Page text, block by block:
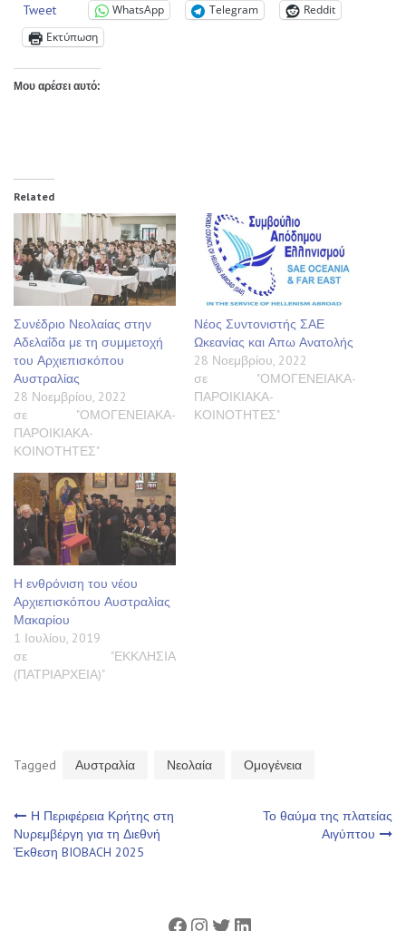
Tweet WhatsApp Telegram
Reddit
Εκτύπωση
Μου αρέσει αυτό:
Related
Συνέδριο Νεολαίας στην
Αδελαΐδα με τη συμμετοχή
του Αρχιεπισκόπου
Αυστραλίας
28 Νοεμβρίου, 2022
σε "ΟΜΟΓΕΝΕΙΑΚΑ-
ΠΑΡΟΙΚΙΑΚΑ-
ΚΟΙΝΟΤΗΤΕΣ"
Νέος Συντονιστής ΣΑΕ
Ωκεανίας και Απω Ανατολής
28 Νοεμβρίου, 2022
σε "ΟΜΟΓΕΝΕΙΑΚΑ-
ΠΑΡΟΙΚΙΑΚΑ-
ΚΟΙΝΟΤΗΤΕΣ"
Η ενθρόνιση του νέου
Αρχιεπισκόπου Αυστραλίας
Μακαρίου
1 Ιουλίου, 2019
σε "ΕΚΚΛΗΣΙΑ
(ΠΑΤΡΙΑΡΧΕΙΑ)"
Tagged Αυστραλία Νεολαία Ομογένεια
Πλοήγηση
άρθρων
Η Περιφέρεια Κρήτης στη
Νυρεμβέργη για τη Διεθνή
Έκθεση BIOBACH 2025
Το θαύμα της πλατείας
Αιγύπτου
Facebook
Instagram
Twitter
Linkedin